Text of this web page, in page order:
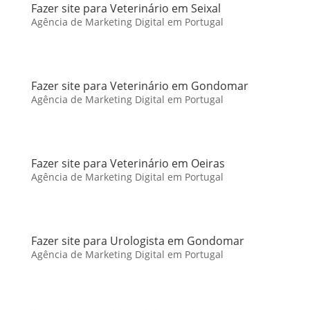
Fazer site para Veterinário em Seixal
Agência de Marketing Digital em Portugal
Fazer site para Veterinário em Gondomar
Agência de Marketing Digital em Portugal
Fazer site para Veterinário em Oeiras
Agência de Marketing Digital em Portugal
Fazer site para Urologista em Gondomar
Agência de Marketing Digital em Portugal